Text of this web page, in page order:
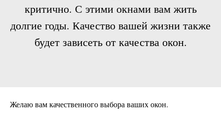
критично. С этими окнами вам жить
долгие годы. Качество вашей жизни также
будет зависеть от качества окон.
Желаю вам качественного выбора ваших окон.